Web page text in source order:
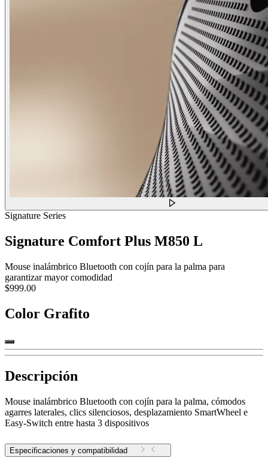
Signature Series
Signature Comfort Plus M850 L
Mouse inalámbrico Bluetooth con cojín para la palma para
garantizar mayor comodidad
$999.00
Color Grafito
Descripción
Mouse inalámbrico Bluetooth con cojín para la palma, cómodos
agarres laterales, clics silenciosos, desplazamiento SmartWheel e
Easy-Switch entre hasta 3 dispositivos
Especificaciones y compatibilidad